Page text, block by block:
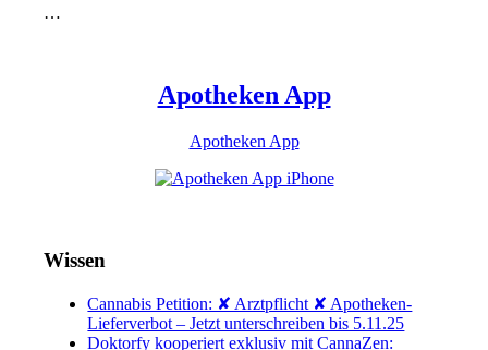
…
Apotheken App
Apotheken App
Wissen
Cannabis Petition: ✘ Arztpflicht ✘ Apotheken-
Lieferverbot – Jetzt unterschreiben bis 5.11.25
Doktorfy kooperiert exklusiv mit CannaZen: